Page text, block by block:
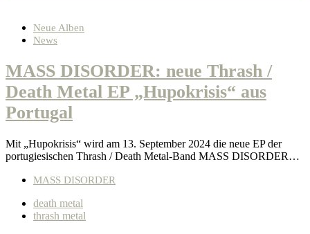
Neue Alben
News
MASS DISORDER: neue Thrash /
Death Metal EP „Hupokrisis“ aus
Portugal
Mit „Hupokrisis“ wird am 13. September 2024 die neue EP der
portugiesischen Thrash / Death Metal-Band MASS DISORDER…
MASS DISORDER
death metal
thrash metal